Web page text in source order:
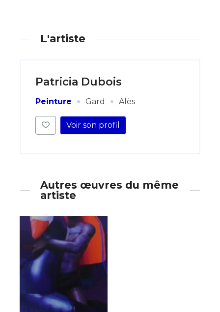
L'artiste
Patricia Dubois
Peinture · Gard · Alès
Voir son profil
Autres œuvres du même
artiste